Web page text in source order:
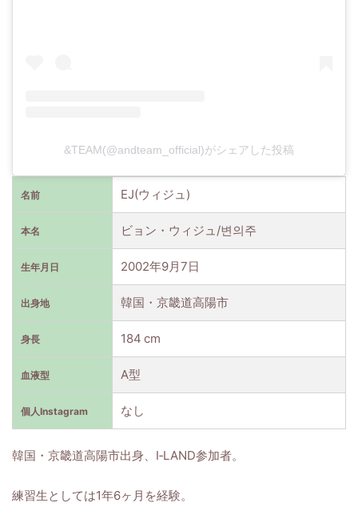
&TEAM(@andteam_official)がシェアした投稿
名前 EJ(ウィジュ)
本名 ビョン・ウィジュ/변의주
生年月日 2002年9月7日
出身地 韓国・京畿道高陽市
身長 184 cm
血液型 A型
個人Instagram なし
韓国・京畿道高陽市出身、I‑LAND参加者。
練習生としては1年6ヶ月を経験。